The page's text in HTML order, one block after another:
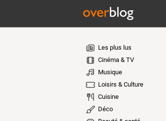
Les plus lus
Cinéma & TV
Musique
Loisirs & Culture
Cuisine
Déco